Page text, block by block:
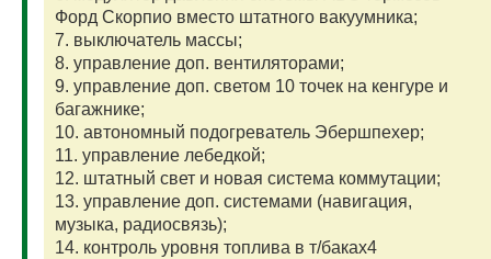
Форд Скорпио вместо штатного вакуумника;
7. выключатель массы;
8. управление доп. вентиляторами;
9. управление доп. светом 10 точек на кенгуре и
багажнике;
10. автономный подогреватель Эбершпехер;
11. управление лебедкой;
12. штатный свет и новая система коммутации;
13. управление доп. системами (навигация,
музыка, радиосвязь);
14. контроль уровня топлива в т/баках4